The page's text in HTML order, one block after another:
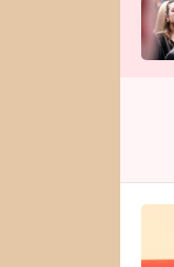
HOROSKOP NA